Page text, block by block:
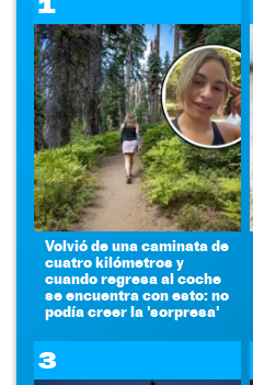
Volvió de una caminata de
cuatro kilómetros y
cuando regresa al coche
se encuentra con esto: no
podía creer la 'sorpresa'
3